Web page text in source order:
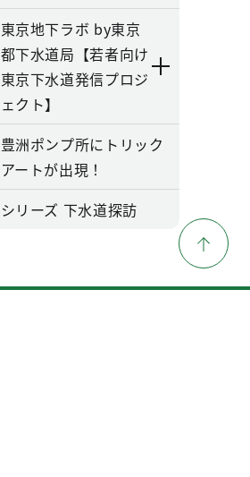
東京地下ラボ by東京
都下水道局【若者向け
東京下水道発信プロジ
ェクト】
豊洲ポンプ所にトリック
アートが出現！
シリーズ 下水道探訪